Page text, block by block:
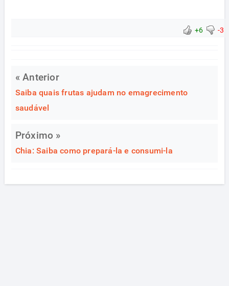
+6 -3
« Anterior
Saiba quais frutas ajudam no emagrecimento
saudável
Próximo »
Chia: Saiba como prepará-la e consumi-la